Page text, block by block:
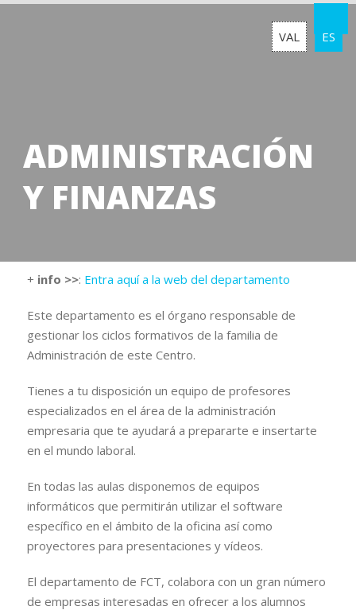
VAL ES
ADMINISTRACIÓN
Y FINANZAS
+ info >>: Entra aquí a la web del departamento
Este departamento es el órgano responsable de
gestionar los ciclos formativos de la familia de
Administración de este Centro.
Tienes a tu disposición un equipo de profesores
especializados en el área de la administración
empresaria que te ayudará a prepararte e insertarte
en el mundo laboral.
En todas las aulas disponemos de equipos
informáticos que permitirán utilizar el software
específico en el ámbito de la oficina así como
proyectores para presentaciones y vídeos.
El departamento de FCT, colabora con un gran número
de empresas interesadas en ofrecer a los alumnos